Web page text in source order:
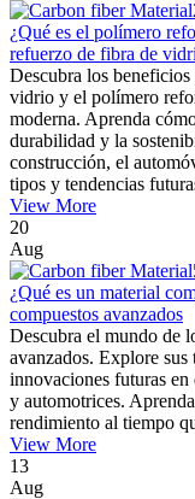
¿Qué es el polímero
refuerzo de fibra de
Descubra los
vidrio y el polímero
moderna. Aprenda
durabilidad y la
construcción, el
tipos y tendencias
View More
20
Aug
¿Qué es un material
compuestos avanzados
Descubra el mundo de
avanzados. Explore
innovaciones futuras en
y automotrices.
rendimiento al tiempo
View More
13
Aug